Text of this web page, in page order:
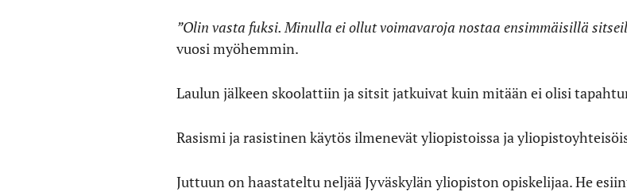
”Olin vasta fuksi. Minulla ei ollut voimavaroja nostaa ensimmäisillä
vuosi myöhemmin.
Laulun jälkeen skoolattiin ja sitsit jatkuivat kuin mitään ei olisi
Rasismi ja rasistinen käytös ilmenevät yliopistoissa ja
Juttuun on haastateltu neljää Jyväskylän yliopiston opiskelijaa. He